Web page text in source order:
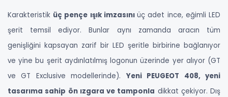
Karakteristik üç pençe ışık imzasınıüç adet ince, eğimli LED
şerit temsil ediyor. Bunlar aynı zamanda aracın tüm
genişliğini kapsayan zarif bir LED şeritle birbirine bağlanıyor
ve yine bu şerit aydınlatılmış logonun üzerinde yer alıyor (GT
ve GT Exclusive modellerinde). Yeni PEUGEOT 408, yeni
tasarıma sahip ön ızgara ve tamponla dikkat çekiyor. Dış